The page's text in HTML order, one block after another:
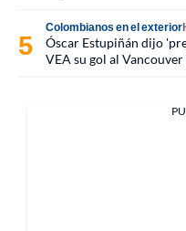
Colombianos en el exterior
Óscar Estupiñán dijo
VEA su gol al